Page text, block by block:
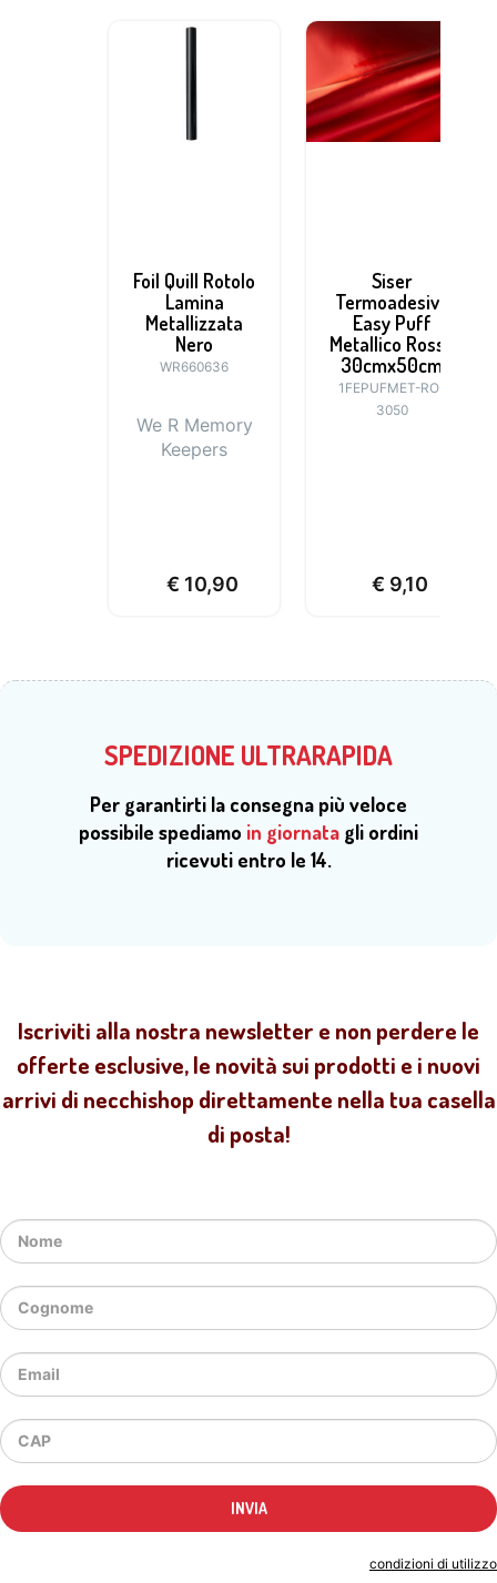
Foil Quill Rotolo
Lamina
Metallizzata
Nero
WR660636
We R Memory
Keepers
€ 10,90
Siser
Termoadesivo
Easy Puff
Metallico Rosso
30cmx50cm
1FEPUFMET-RO-
3050
€ 9,10
SPEDIZIONE ULTRARAPIDA
Per garantirti la consegna più veloce
possibile spediamo in giornata gli ordini
ricevuti entro le 14.
Iscriviti alla nostra newsletter e non perdere le
offerte esclusive, le novità sui prodotti e i nuovi
arrivi di necchishop direttamente nella tua casella
di posta!
condizioni di utilizzo